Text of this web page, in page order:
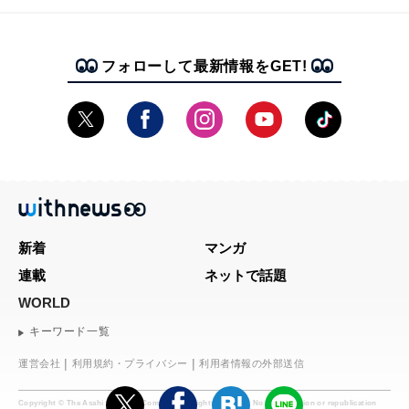
フォローして最新情報をGET!
Copyright © The Asahi Shimbun Company. All rights reserved. No reproduction or republication
新着
マンガ
連載
ネットで話題
WORLD
キーワード一覧
運営会社 利用規約・プライバシー 利用者情報の外部送信